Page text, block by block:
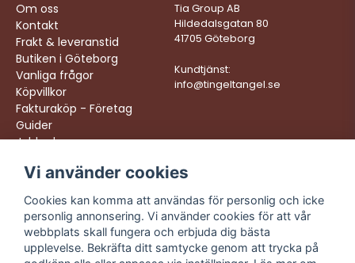
Om oss
Kontakt
Frakt & leveranstid
Butiken i Göteborg
Vanliga frågor
Köpvillkor
Fakturaköp - Företag
Guider
Jobba hos oss
Tia Group AB
Hildedalsgatan 80
41705 Göteborg
Kundtjänst:
info@tingeltangel.se
Följ oss:
Instagram
Facebook
TikTok
Vi levererar:
Snabba leveranser
Trygga köp
Fri frakt över 499:-
Trevlig kundtjänst
Vi använder cookies
Cookies kan komma att användas för personlig och icke
personlig annonsering. Vi använder cookies för att vår
webbplats skall fungera och erbjuda dig bästa
upplevelse. Bekräfta ditt samtycke genom att trycka på